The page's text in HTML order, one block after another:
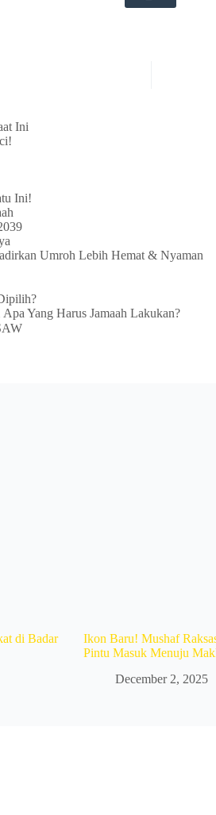
Ini
Ini!
Umroh Lebih Hemat & Nyaman
Yang Harus Jamaah Lakukan?
di Badar
Ikon Baru! Mushaf
Pintu Masuk Menuju
December 2, 2025